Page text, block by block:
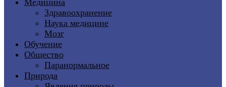
Здравоохранение
Наука медицине
Мозг
Обучение
Общество
Паранормальное
Природа